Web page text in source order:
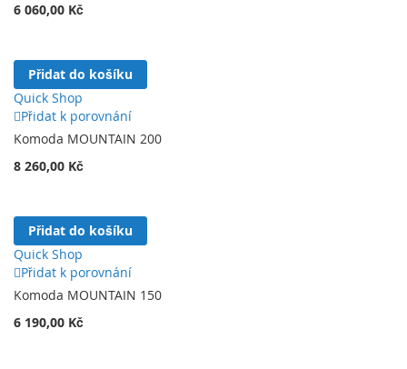
6 060,00 Kč
Přidat do košíku
Quick Shop
Přidat k porovnání
Komoda MOUNTAIN 200
8 260,00 Kč
Přidat do košíku
Quick Shop
Přidat k porovnání
Komoda MOUNTAIN 150
6 190,00 Kč